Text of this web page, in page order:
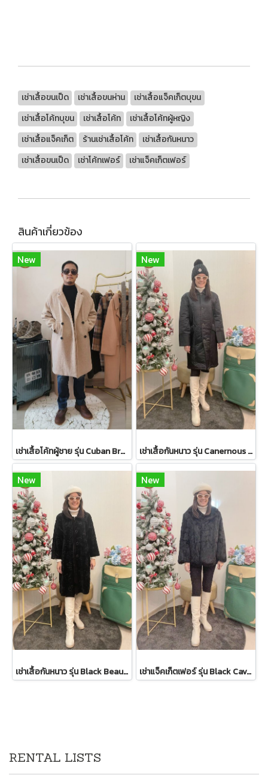
เช่าเสื้อขนเป็ด เช่าเสื้อขนห่าน
เช่าเสื้อแจ็คเก็ตบุขน
เช่าเสื้อโค้ทบุขน
เช่าเสื้อโค้ท
เช่าเสื้อโค้ทผู้หญิง
เช่าเสื้อแจ็คเก็ต
ร้านเช่าเสื้อโค้ท
เช่าเสื้อกันหนาว
เช่าเสื้อขนเป็ด
เช่าโค้ทเฟอร์ เช่าแจ็คเก็ตเฟอร์
สินค้าเกี่ยวข้อง
New
เช่าเสื้อโค้ทผู้ชาย รุ่น Cuban Brown Sand Double Breasted Coat 2107GCL1133FABR1
New
เช่าเสื้อกันหนาว รุ่น Canernous Black Single Breasted Coat 2109GCT1630FABK1
New
เช่าเสื้อกันหนาว รุ่น Black Beauty Single Breasted Coat 2108GCL1544FABK1
New
เช่าแจ็คเก็ตเฟอร์ รุ่น Black Cavernous Fur Jacket 2111GCF1779FABK1
RENTAL LISTS